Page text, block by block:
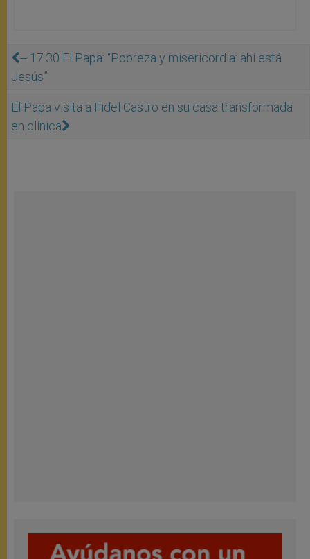
-- 17.30 El Papa: “Pobreza y misericordia: ahí está
Jesús”
El Papa visita a Fidel Castro en su casa transformada
en clínica